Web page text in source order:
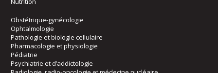
Obstétrique-gynécologie
Ophtalmologie
Pathologie et biologie cellulaire
Pharmacologie et physiologie
Pédiatrie
Psychiatrie et d’addictologie